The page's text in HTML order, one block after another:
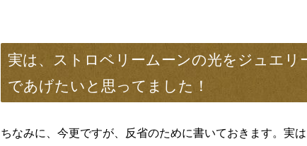
実は、ストロベリームーンの光をジュエリ
であげたいと思ってました！
ちなみに、今更ですが、反省のために書いておきます。実